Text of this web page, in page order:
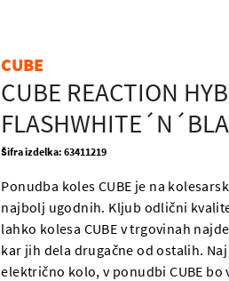
CUBE
CUBE REACTION
Šifra izdelka: 63411219
Ponudba koles CUBE je na
najbolj ugodnih. Kljub odlični
lahko kolesa CUBE v trgovinah
kar jih dela drugačne od ostalih.
električno kolo, v ponudbi CUBE bo